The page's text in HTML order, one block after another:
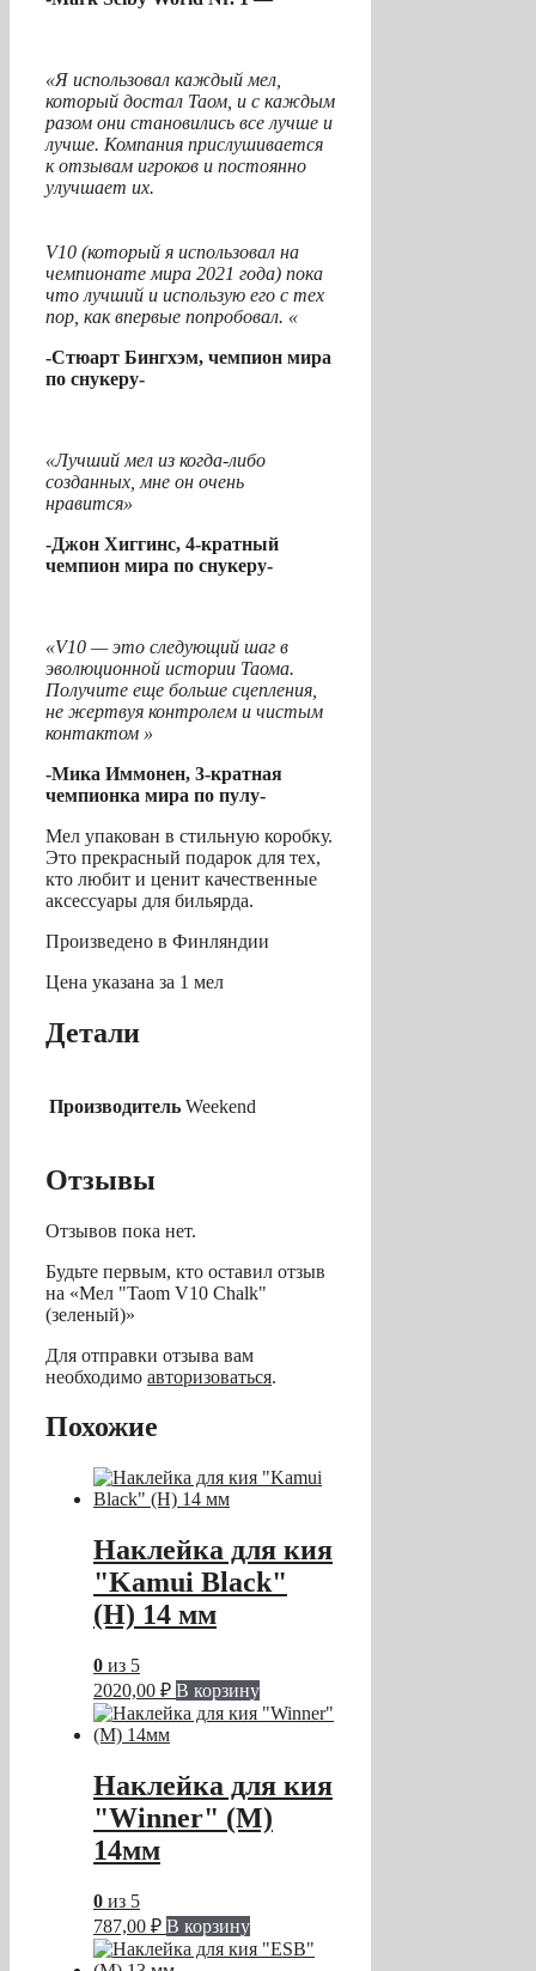
«Я использовал каждый мел,
который достал Таом, и с каждым
разом они становились все лучше и
лучше. Компания прислушивается
к отзывам игроков и постоянно
улучшает их.
V10 (который я использовал на
чемпионате мира 2021 года) пока
что лучший и использую его с тех
пор, как впервые попробовал. «
-Стюарт Бингхэм, чемпион мира
по снукеру-
«Лучший мел из когда-либо
созданных, мне он очень
нравится»
-Джон Хиггинс, 4-кратный
чемпион мира по снукеру-
«V10 — это следующий шаг в
эволюционной истории Таома.
Получите еще больше сцепления,
не жертвуя контролем и чистым
контактом »
-Мика Иммонен, 3-кратная
чемпионка мира по пулу-
Мел упакован в стильную коробку.
Это прекрасный подарок для тех,
кто любит и ценит качественные
аксессуары для бильярда.
Произведено в Финляндии
Цена указана за 1 мел
Детали
Производитель Weekend
Отзывы
Отзывов пока нет.
Будьте первым, кто оставил отзыв
на «Мел "Taom V10 Chalk"
(зеленый)»
Для отправки отзыва вам
необходимо авторизоваться.
Похожие
Наклейка для кия
"Kamui Black"
(H) 14 мм
0 из 5
2020,00 ₽ В корзину
Наклейка для кия
"Winner" (M)
14мм
0 из 5
787,00 ₽ В корзину